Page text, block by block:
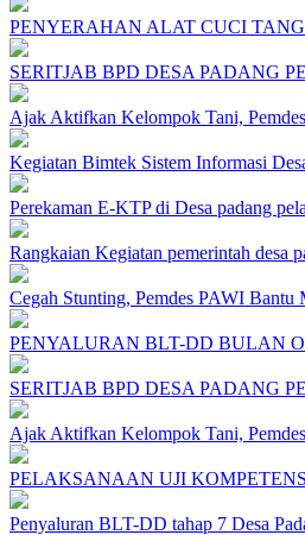
PENYERAHAN ALAT CUCI
SERITJAB BPD DESA PADANG
Ajak Aktifkan Kelompok Tani,
Kegiatan Bimtek Sistem Informasi
Perekaman E-KTP di Desa padang
Rangkaian Kegiatan pemerintah desa
Cegah Stunting, Pemdes PAWI
PENYALURAN BLT-DD BULAN
SERITJAB BPD DESA PADANG
Ajak Aktifkan Kelompok Tani,
PELAKSANAAN UJI
Penyaluran BLT-DD tahap 7 Desa